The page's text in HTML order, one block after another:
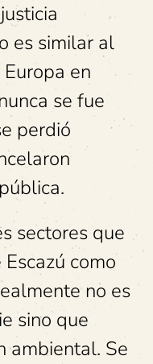
es similar al
en
se fue
perdió
sectores que
como
no es
sino que
ambiental. Se